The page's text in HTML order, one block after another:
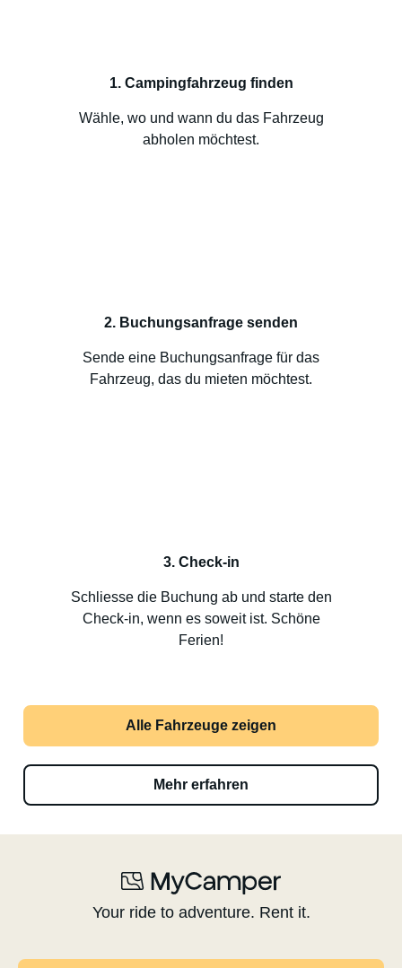
1. Campingfahrzeug finden
Wähle, wo und wann du das Fahrzeug
abholen möchtest.
2. Buchungsanfrage senden
Sende eine Buchungsanfrage für das
Fahrzeug, das du mieten möchtest.
3. Check-in
Schliesse die Buchung ab und starte den
Check-in, wenn es soweit ist. Schöne
Ferien!
Alle Fahrzeuge zeigen
Mehr erfahren
Your ride to adventure. Rent it.